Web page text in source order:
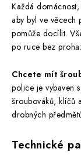
Každá
aby byl ve věcech
pomůže docílit.
po ruce bez
Chcete mít
police je vybaven
šroubováků, klíčů
drobných
Technické